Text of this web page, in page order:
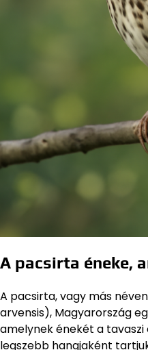
A pacsirta éneke,
A pacsirta, vagy más
arvensis), Magyarország
amelynek énekét a tavaszi
legszebb hangjaként